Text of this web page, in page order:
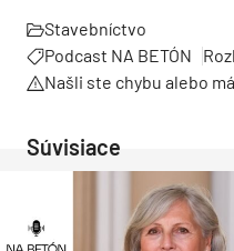
Stavebníctvo
Podcast NA BETÓN
Našli ste chybu alebo
Súvisiace